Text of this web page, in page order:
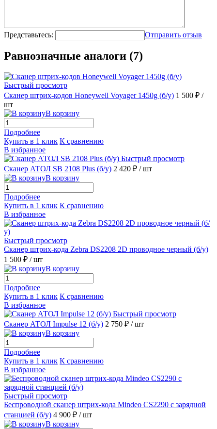
Представьтесь: Отправить отзыв
Равнозначные аналоги (7)
Быстрый просмотр
Сканер штрих-кодов Honeywell Voyager 1450g (б/у) 1 500 ₽ /
шт
В корзину
Подробнее
Купить в 1 клик К сравнению
В избранное
Быстрый просмотр
Сканер АТОЛ SB 2108 Plus (б/у) 2 420 ₽ / шт
В корзину
Подробнее
Купить в 1 клик К сравнению
В избранное
Быстрый просмотр
Сканер штрих-кода Zebra DS2208 2D проводное черный (б/у)
1 500 ₽ / шт
В корзину
Подробнее
Купить в 1 клик К сравнению
В избранное
Быстрый просмотр
Сканер АТОЛ Impulse 12 (б/у) 2 750 ₽ / шт
В корзину
Подробнее
Купить в 1 клик К сравнению
В избранное
Быстрый просмотр
Беспроводной сканер штрих-кода Mindeo CS2290 с зарядной
станцией (б/у) 4 900 ₽ / шт
В корзину